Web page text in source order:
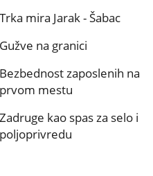
Trka mira Jarak - Šabac
Gužve na granici
Bezbednost zaposlenih na
prvom mestu
Zadruge kao spas za selo i
poljoprivredu